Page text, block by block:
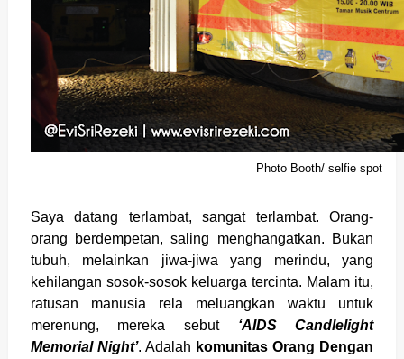
Photo Booth/ selfie spot
Saya datang terlambat, sangat terlambat. Orang-
orang berdempetan, saling menghangatkan. Bukan
tubuh, melainkan jiwa-jiwa yang merindu, yang
kehilangan sosok-sosok keluarga tercinta. Malam itu,
ratusan manusia rela meluangkan waktu untuk
merenung, mereka sebut ‘AIDS Candlelight
Memorial Night’. Adalah komunitas Orang Dengan